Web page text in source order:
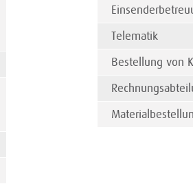
Telematik
Bestellung von